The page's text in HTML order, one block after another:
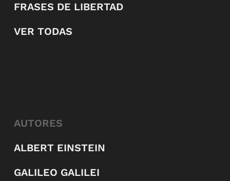
FRASES DE LIBERTAD
VER TODAS
AUTORES
ALBERT EINSTEIN
GALILEO GALILEI